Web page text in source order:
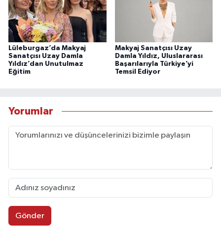
Lüleburgaz’da Makyaj
Sanatçısı Uzay Damla
Yıldız’dan Unutulmaz
Eğitim
Makyaj Sanatçısı Uzay
Damla Yıldız, Uluslararası
Başarılarıyla Türkiye’yi
Temsil Ediyor
Yorumlar
Gönder